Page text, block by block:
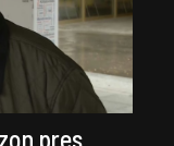
pres